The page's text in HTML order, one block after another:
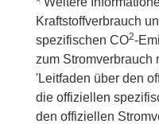
Kraftstoffverbrauch
spezifischen CO2-
zum Stromverbrauch
'Leitfaden über den
die offiziellen
den offiziellen